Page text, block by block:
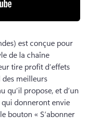
est conçue pour
de la chaîne
tire profit d’effets
des meilleurs
qu’il propose, et d’un
donneront envie
bouton « S’abonner